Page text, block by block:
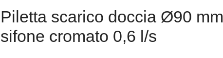
Piletta scarico doccia Ø90 mm
sifone cromato 0,6 l/s